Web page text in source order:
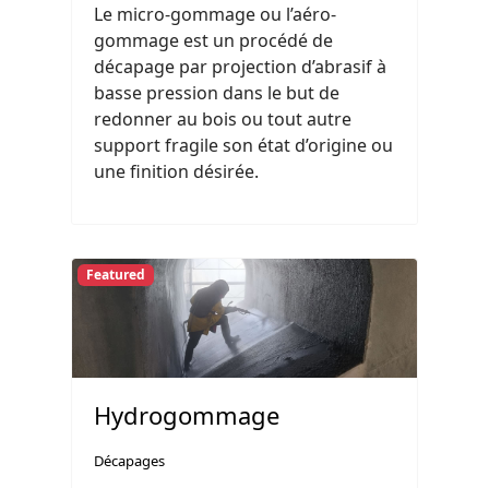
Le micro-gommage ou l’aéro-
gommage est un procédé de
décapage par projection d’abrasif à
basse pression dans le but de
redonner au bois ou tout autre
support fragile son état d’origine ou
une finition désirée.
Featured
Hydrogommage
Décapages